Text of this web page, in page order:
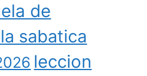
de
sabatica
leccion